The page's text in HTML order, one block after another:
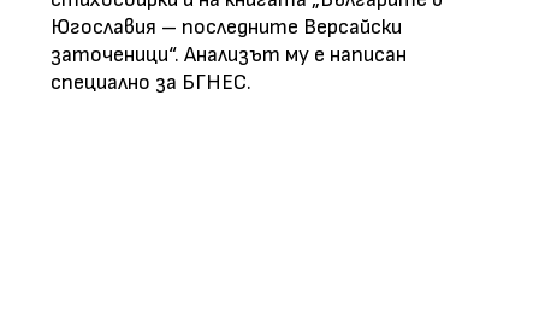
Югославия – последните Версайски
заточеници“. Анализът му е написан
специално за БГНЕС.